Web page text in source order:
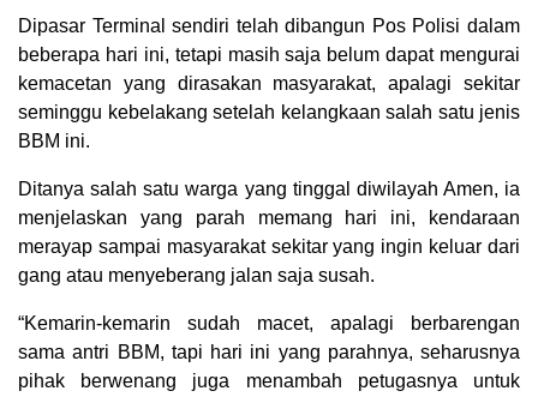
Dipasar Terminal sendiri telah dibangun Pos Polisi dalam
beberapa hari ini, tetapi masih saja belum dapat mengurai
kemacetan yang dirasakan masyarakat, apalagi sekitar
seminggu kebelakang setelah kelangkaan salah satu jenis
BBM ini.
Ditanya salah satu warga yang tinggal diwilayah Amen, ia
menjelaskan yang parah memang hari ini, kendaraan
merayap sampai masyarakat sekitar yang ingin keluar dari
gang atau menyeberang jalan saja susah.
“Kemarin-kemarin sudah macet, apalagi berbarengan
sama antri BBM, tapi hari ini yang parahnya, seharusnya
pihak berwenang juga menambah petugasnya untuk